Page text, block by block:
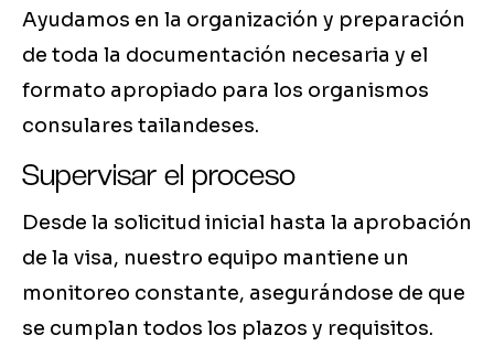
Ayudamos en la organización y preparación
de toda la documentación necesaria y el
formato apropiado para los organismos
consulares tailandeses.
Supervisar el proceso
Desde la solicitud inicial hasta la aprobación
de la visa, nuestro equipo mantiene un
monitoreo constante, asegurándose de que
se cumplan todos los plazos y requisitos.